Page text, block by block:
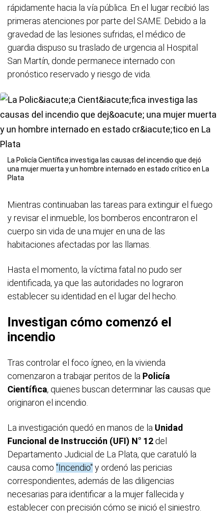
rápidamente hacia la vía pública. En el lugar recibió las
primeras atenciones por parte del SAME. Debido a la
gravedad de las lesiones sufridas, el médico de
guardia dispuso su traslado de urgencia al Hospital
San Martín, donde permanece internado con
pronóstico reservado y riesgo de vida.
La Policía Científica investiga las causas del incendio que dejó
una mujer muerta y un hombre internado en estado crítico en La
Plata
Mientras continuaban las tareas para extinguir el fuego
y revisar el inmueble, los bomberos encontraron el
cuerpo sin vida de una mujer en una de las
habitaciones afectadas por las llamas.
Hasta el momento, la víctima fatal no pudo ser
identificada, ya que las autoridades no lograron
establecer su identidad en el lugar del hecho.
Investigan cómo comenzó el
incendio
Tras controlar el foco ígneo, en la vivienda
comenzaron a trabajar peritos de la Policía
Científica, quienes buscan determinar las causas que
originaron el incendio.
La investigación quedó en manos de la Unidad
Funcional de Instrucción (UFI) N° 12 del
Departamento Judicial de La Plata, que caratuló la
causa como "Incendio" y ordenó las pericias
correspondientes, además de las diligencias
necesarias para identificar a la mujer fallecida y
establecer con precisión cómo se inició el siniestro.